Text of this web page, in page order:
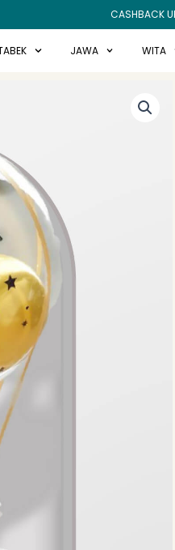
CASHBACK
JAWA WITA